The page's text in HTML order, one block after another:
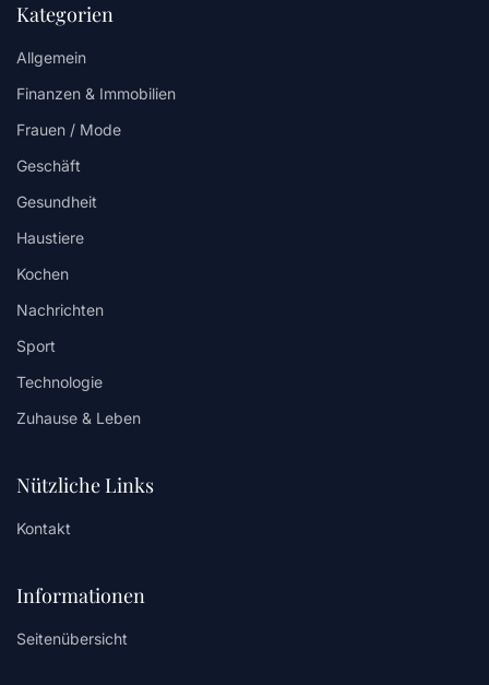
Kategorien
Allgemein
Finanzen & Immobilien
Frauen / Mode
Geschäft
Gesundheit
Haustiere
Kochen
Nachrichten
Sport
Technologie
Zuhause & Leben
Nützliche Links
Kontakt
Informationen
Seitenübersicht